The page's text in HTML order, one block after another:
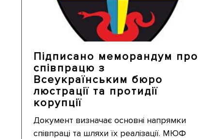
Підписано меморандум про
співпрацю з
Всеукраїнським бюро
люстрації та протидії
корупції
Документ визначає основні напрямки
співпраці та шляхи їх реалізації. МЮФ